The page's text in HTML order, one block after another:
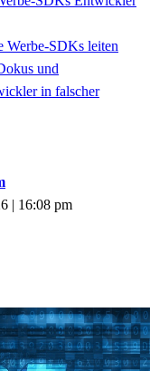
Werbe-SDKs leiten
und
in falscher
| 16:08 pm